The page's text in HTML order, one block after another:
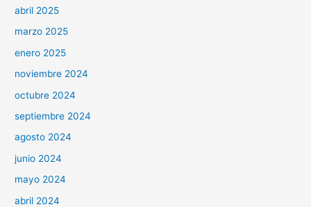
abril 2025
marzo 2025
enero 2025
noviembre 2024
octubre 2024
septiembre 2024
agosto 2024
junio 2024
mayo 2024
abril 2024